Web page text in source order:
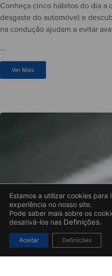
Conheça cinco hábitos do dia a
desgaste do automóvel e
na condução ajudam a evitar
...
Ver Mais
Estamos a utilizar cookies para
experiência no nosso site.
Pode saber mais sobre os
desativá-los nas Definições.
Aceitar Definições